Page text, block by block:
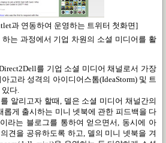
과 연동하여 운영하는 트위터 첫화면]
는 과정에서 기업 차원의 소셜 미디어를 활
를 기업 소셜 미디어 채널로서 가장
아고라 성격의 아이디어스톰(IdeaStorm) 및 트
있다.
알리고자 할때
델은 소셜 미디어 채널간의
롭게 출시하는 미니 넷북에 관한 피드백을 다
이라는 블로그를 통하여 얻으면서
동시에 아
견을 공유하도록 하고
델의 미니 넷북을 겨